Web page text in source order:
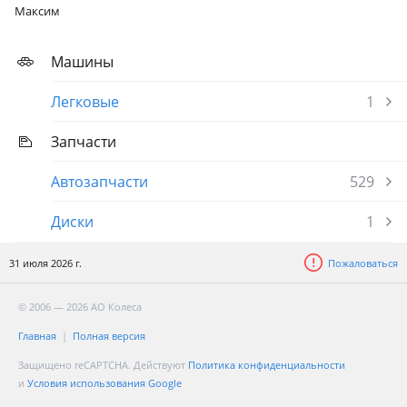
Максим
Машины
Легковые
1
Запчасти
Автозапчасти
529
Диски
1
31 июля 2026 г. Пожаловаться
© 2006 — 2026 АО Колеса
Главная Полная версия
Защищено reCAPTCHA. Действуют Политика конфиденциальности
и Условия использования Google